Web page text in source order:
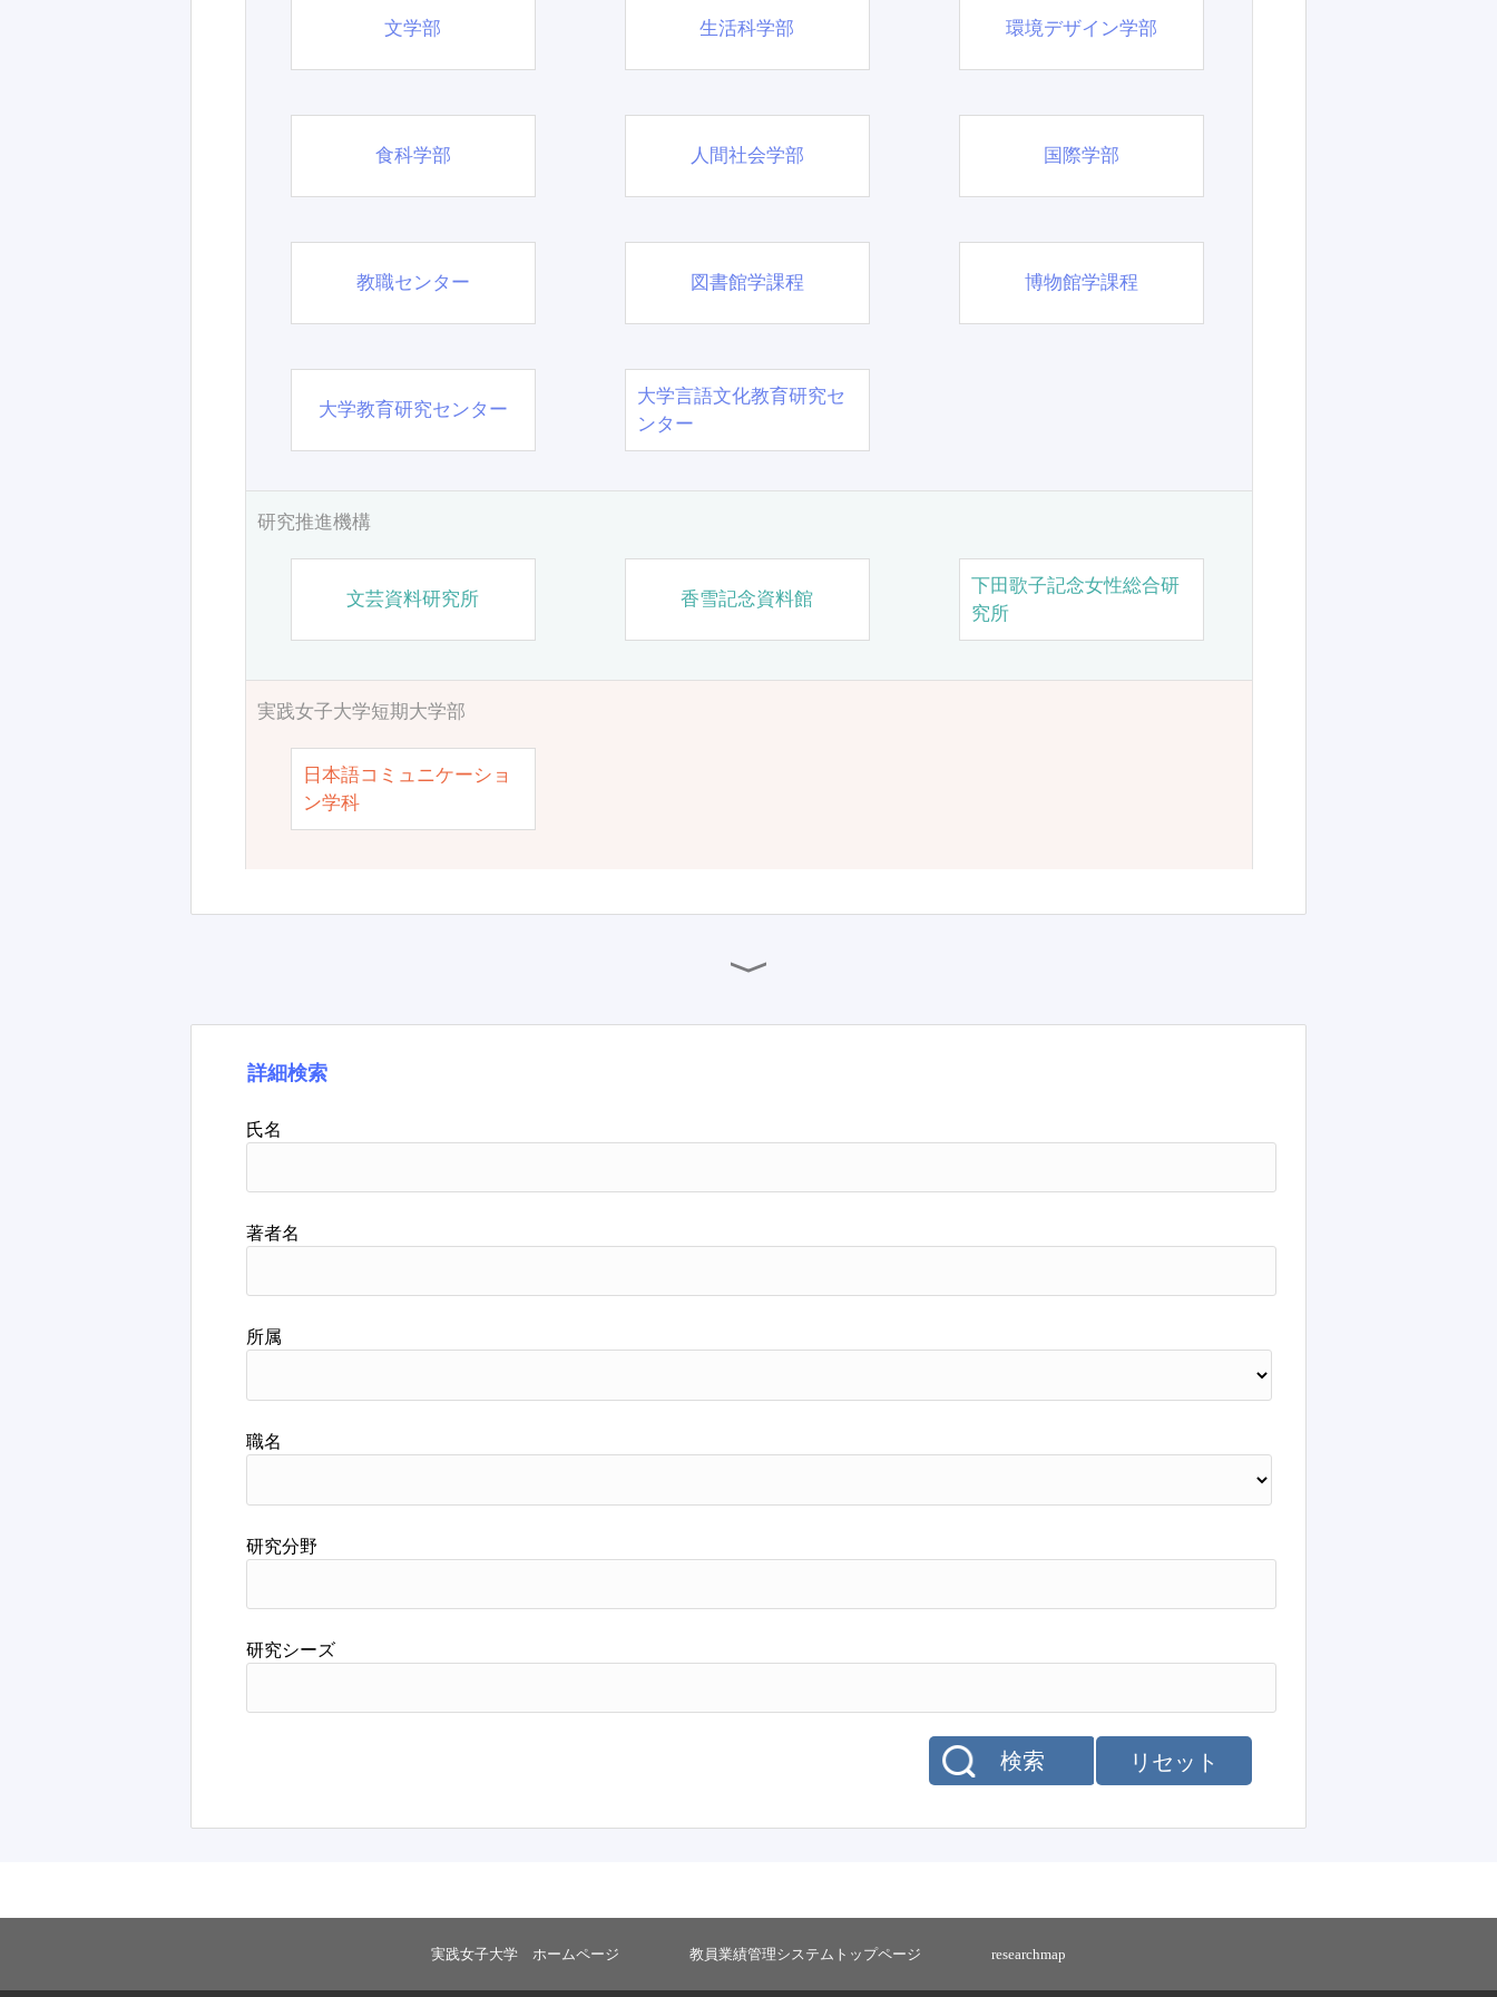
文学部 生活科学部 環境デザイン学部
食科学部 人間社会学部 国際学部
教職センター 図書館学課程 博物館学課程
大学教育研究センター
大学言語文化教育研究セ
ンター
研究推進機構
文芸資料研究所 香雪記念資料館
下田歌子記念女性総合研
究所
実践女子大学短期大学部
日本語コミュニケーショ
ン学科
詳細検索
氏名
著者名
所属
職名
研究分野
研究シーズ
リセット
検索
実践女子大学 ホームページ 教員業績管理システムトップページ researchmap